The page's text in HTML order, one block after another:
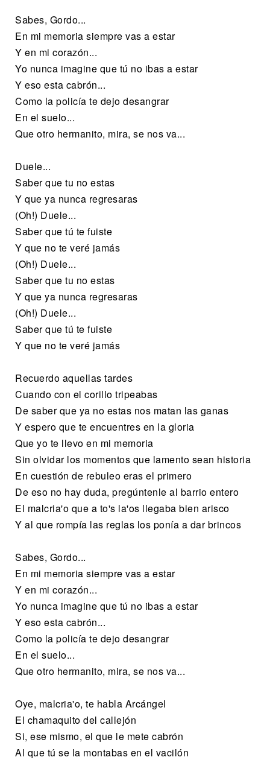
Sabes, Gordo...
En mi memoria siempre vas a estar
Y en mi corazón...
Yo nunca imagine que tú no ibas a estar
Y eso esta cabrón...
Como la policía te dejo desangrar
En el suelo...
Que otro hermanito, mira, se nos va...
Duele...
Saber que tu no estas
Y que ya nunca regresaras
(Oh!) Duele...
Saber que tú te fuiste
Y que no te veré jamás
(Oh!) Duele...
Saber que tu no estas
Y que ya nunca regresaras
(Oh!) Duele...
Saber que tú te fuiste
Y que no te veré jamás
Recuerdo aquellas tardes
Cuando con el corillo tripeabas
De saber que ya no estas nos matan las ganas
Y espero que te encuentres en la gloria
Que yo te llevo en mi memoria
Sin olvidar los momentos que lamento sean historia
En cuestión de rebuleo eras el primero
De eso no hay duda, pregúntenle al barrio entero
El malcria'o que a to's la'os llegaba bien arisco
Y al que rompía las reglas los ponía a dar brincos
Sabes, Gordo...
En mi memoria siempre vas a estar
Y en mi corazón...
Yo nunca imagine que tú no ibas a estar
Y eso esta cabrón...
Como la policía te dejo desangrar
En el suelo...
Que otro hermanito, mira, se nos va...
Oye, malcria'o, te habla Arcángel
El chamaquito del callejón
Si, ese mismo, el que le mete cabrón
Al que tú se la montabas en el vacilón